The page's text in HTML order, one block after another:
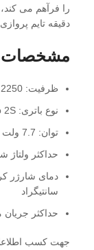
دقیقه تایم
مشخصات
ظرفیت: 2250 میلی آمپر ساعت
نوع باتری: LiPo 2S
توان: 7.7 ولت
حداکثر ولتاژ شارژ:
سانتیگراد
حداکثر جریان
جهت کسب